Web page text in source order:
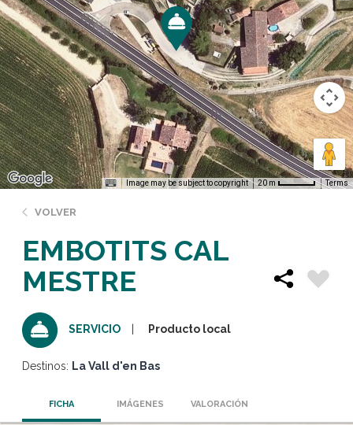
Image may be subject to copyright 20 m Terms
VOLVER
EMBOTITS CAL
MESTRE
SERVICIO Producto local
Destinos: La Vall d'en Bas
FICHA IMÁGENES VALORACIÓN